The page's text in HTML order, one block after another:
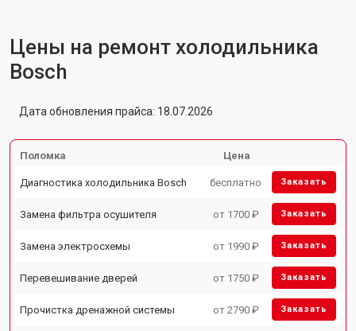
Цены на ремонт холодильника
Bosch
Дата обновления прайса: 18.07.2026
Поломка Цена
Диагностика холодильника Bosch бесплатно Заказать
Замена фильтра осушителя от 1700 ₽ Заказать
Замена электросхемы от 1990 ₽ Заказать
Перевешивание дверей от 1750 ₽ Заказать
Прочистка дренажной системы от 2790 ₽ Заказать